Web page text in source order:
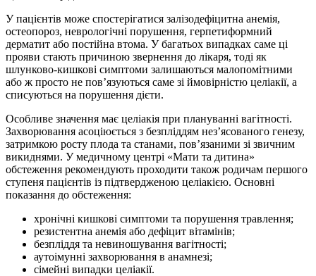
У пацієнтів може спостерігатися залізодефіцитна анемія,
остеопороз, неврологічні порушення, герпетиформний
дерматит або постійна втома. У багатьох випадках саме ці
прояви стають причиною звернення до лікаря, тоді як
шлунково-кишкові симптоми залишаються малопомітними
або ж просто не пов’язуються саме зі ймовірністю целіакії, а
списуються на порушення дієти.
Особливе значення має целіакія при плануванні вагітності.
Захворювання асоціюється з безпліддям нез’ясованого генезу,
затримкою росту плода та станами, пов’язаними зі звичним
викиднями. У медичному центрі «Мати та дитина»
обстеження рекомендують проходити також родичам першого
ступеня пацієнтів із підтвердженою целіакією. Основні
показання до обстеження:
хронічні кишкові симптоми та порушення травлення;
резистентна анемія або дефіцит вітамінів;
безпліддя та невиношування вагітності;
аутоімунні захворювання в анамнезі;
сімейні випадки целіакії.